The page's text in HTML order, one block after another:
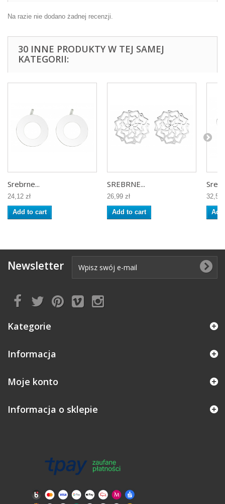
Na razie nie dodano żadnej recenzji.
30 INNE PRODUKTY W TEJ SAMEJ
KATEGORII:
Srebrne...
24,12 zł
Add to cart
SREBRNE...
26,99 zł
Add to cart
32,50
Newsletter
Kategorie
Informacja
Moje konto
Informacja o sklepie